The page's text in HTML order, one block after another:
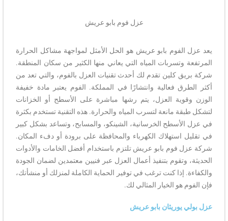
عزل فوم بابو عريش
يعد عزل الفوم بابو عريش هو الحل الأمثل لمواجهة مشاكل الحرارة
المرتفعة وتسربات المياه التي يعاني منها الكثير من سكان المنطقة.
شركة بريق كلين تقدم لك أحدث تقنيات العزل بالفوم، والتي تعد من
أكثر الطرق فعالية وانتشارًا في المملكة. الفوم يعتبر مادة خفيفة
الوزن وقوية العزل، يتم رشها مباشرة على الأسطح أو الخزانات
لتشكل طبقة مانعة لتسرب المياه والحرارة. هذه التقنية تستخدم بكثرة
في عزل الأسطح الخرسانية، الشينكو، والمسابح، وتساعد بشكل كبير
في تقليل استهلاك الكهرباء والمحافظة على برودة أو دفء المكان.
شركة عزل فوم بابو عريش تلتزم باستخدام أفضل الخامات والأدوات
الحديثة، وتقوم بتنفيذ أعمال العزل عبر فنيين معتمدين لضمان الجودة
والكفاءة. إذا كنت ترغب في توفير الحماية الكاملة لمنزلك أو منشأتك،
فإن الفوم هو الخيار المثالي لك.
عزل بولي يوريثان بابو عريش